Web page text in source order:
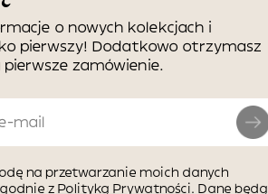
o nowych kolekcjach i
pierwszy! Dodatkowo otrzymasz
zamówienie.
na przetwarzanie moich danych
z Polityką Prywatności. Dane będą